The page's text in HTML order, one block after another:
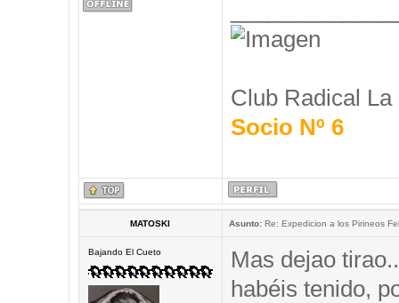
Club Radical La
Socio Nº 6
MATOSKI Asunto:Re: Expedicion a los Pirineos
Bajando El Cueto
Mas dejao
habéis tenido,